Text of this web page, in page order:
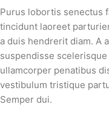
Purus lobortis senectus
tincidunt laoreet
a duis hendrerit diam. A
suspendisse
ullamcorper penatibus
vestibulum tristique
Semper dui.